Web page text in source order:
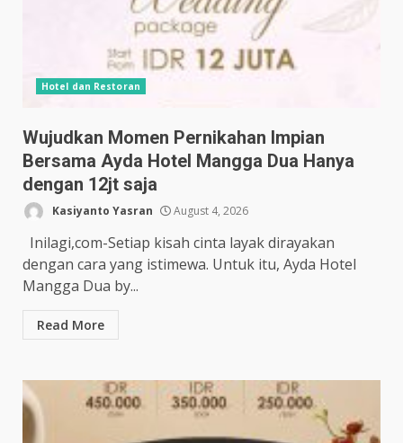
Hotel dan Restoran
Wujudkan Momen Pernikahan Impian
Bersama Ayda Hotel Mangga Dua Hanya
dengan 12jt saja
Kasiyanto Yasran August 4, 2026
Inilagi,com-Setiap kisah cinta layak dirayakan
dengan cara yang istimewa. Untuk itu, Ayda Hotel
Mangga Dua by...
Read More